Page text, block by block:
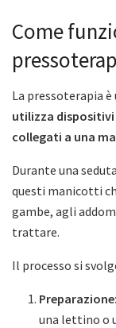
Come
La pressoterapia è
utilizza
collegati a una
Durante una
questi manicotti
gambe, agli
trattare.
Il processo si
Preparazione:
una lettino o